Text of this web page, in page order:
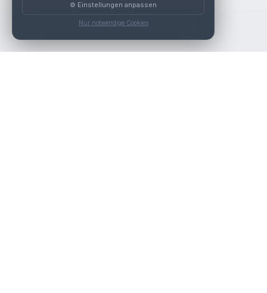
⚙️ Einstellungen anpassen
Nur notwendige Cookies